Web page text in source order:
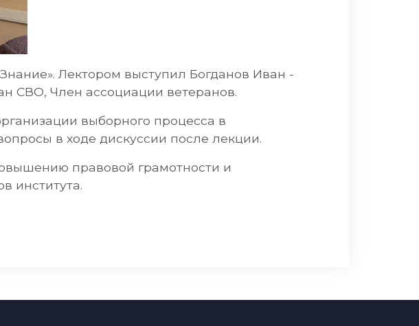
Лектором выступил Богданов Иван -
СВО, Член ассоциации ветеранов.
выборного процесса в
в ходе дискуссии после лекции.
правовой грамотности и
института.